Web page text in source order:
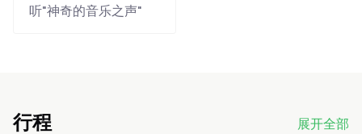
听"神奇的音乐之声"
行程 展开全部